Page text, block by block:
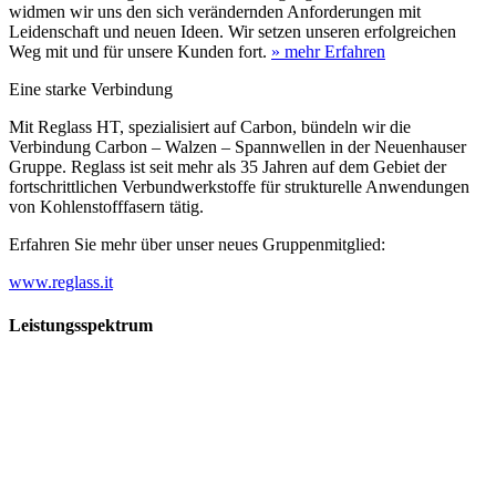
widmen wir uns den sich verändernden Anforderungen mit
Leidenschaft und neuen Ideen. Wir setzen unseren erfolgreichen
Weg mit und für unsere Kunden fort. » mehr Erfahren
Eine starke Verbindung
Mit Reglass HT, spezialisiert auf Carbon, bündeln wir die
Verbindung Carbon – Walzen – Spannwellen in der Neuenhauser
Gruppe. Reglass ist seit mehr als 35 Jahren auf dem Gebiet der
fortschrittlichen Verbundwerkstoffe für strukturelle Anwendungen
von Kohlenstofffasern tätig.
Erfahren Sie mehr über unser neues Gruppenmitglied:
www.reglass.it
Leistungsspektrum